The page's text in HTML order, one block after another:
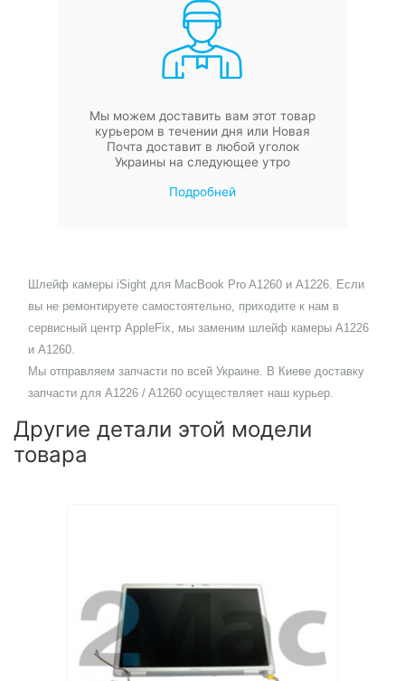
Мы можем доставить вам этот товар
курьером в течении дня или Новая
Почта доставит в любой уголок
Украины на следующее утро
Подробней
Шлейф камеры iSight для MacBook Pro A1260 и A1226. Если
вы не ремонтируете самостоятельно, приходите к нам в
сервисный центр AppleFix, мы заменим шлейф камеры А1226
и А1260.
Мы отправляем запчасти по всей Украине. В Киеве доставку
запчасти для A1226 / A1260 осуществляет наш курьер.
Другие детали этой модели
товара